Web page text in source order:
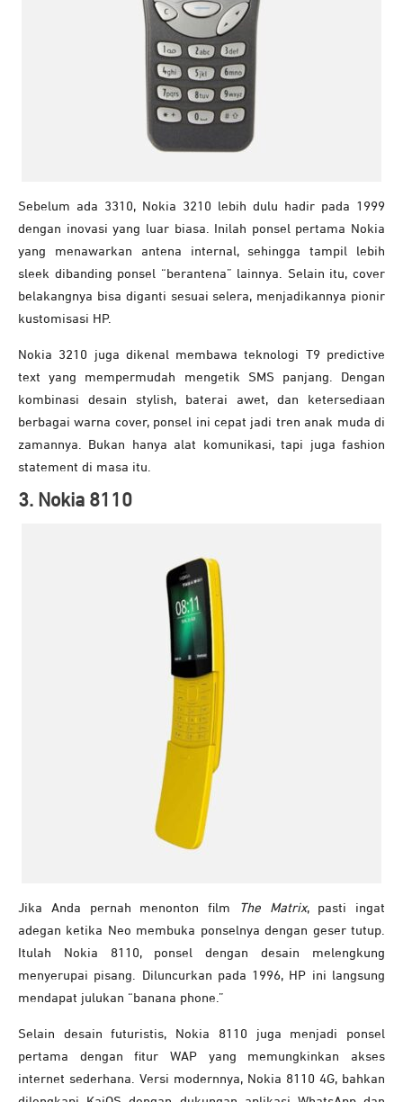
Sebelum ada 3310, Nokia 3210 lebih dulu hadir pada 1999
dengan inovasi yang luar biasa. Inilah ponsel pertama Nokia
yang menawarkan antena internal, sehingga tampil lebih
sleek dibanding ponsel “berantena” lainnya. Selain itu, cover
belakangnya bisa diganti sesuai selera, menjadikannya pionir
kustomisasi HP.
Nokia 3210 juga dikenal membawa teknologi T9 predictive
text yang mempermudah mengetik SMS panjang. Dengan
kombinasi desain stylish, baterai awet, dan ketersediaan
berbagai warna cover, ponsel ini cepat jadi tren anak muda di
zamannya. Bukan hanya alat komunikasi, tapi juga fashion
statement di masa itu.
3. Nokia 8110
Jika Anda pernah menonton film The Matrix, pasti ingat
adegan ketika Neo membuka ponselnya dengan geser tutup.
Itulah Nokia 8110, ponsel dengan desain melengkung
menyerupai pisang. Diluncurkan pada 1996, HP ini langsung
mendapat julukan “banana phone.”
Selain desain futuristis, Nokia 8110 juga menjadi ponsel
pertama dengan fitur WAP yang memungkinkan akses
internet sederhana. Versi modernnya, Nokia 8110 4G, bahkan